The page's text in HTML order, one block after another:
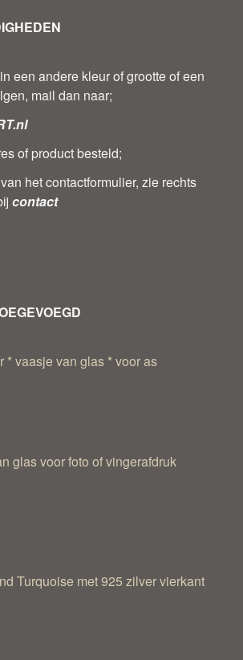
een andere kleur of grootte of een
mail dan naar;
of product besteld;
het contactformulier, zie rechts
contact
* vaasje van glas * voor as
glas voor foto of vingerafdruk
Turquoise met 925 zilver vierkant